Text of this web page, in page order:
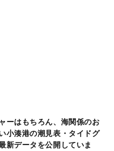
ーはもちろん、海関係のお
小湊港の潮見表・タイドグ
新データを公開していま